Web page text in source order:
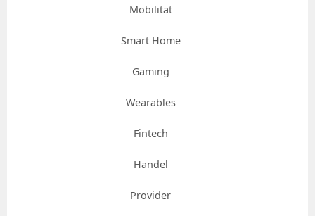
Mobilität
Smart Home
Gaming
Wearables
Fintech
Handel
Provider